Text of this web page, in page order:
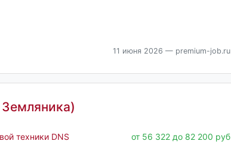
11 июня 2026 — premium-job.ru
техники DNS от 56 322 до 82 200 руб